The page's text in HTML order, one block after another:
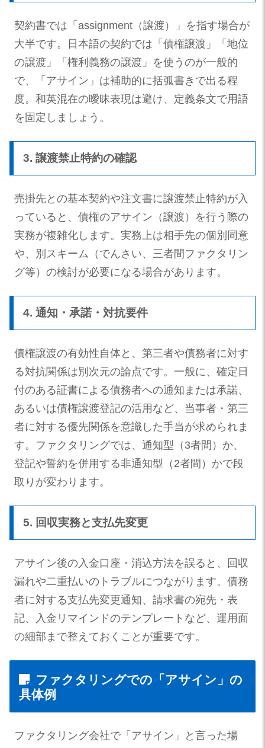
契約書では「assignment（譲渡）」を指す場合が
大半です。日本語の契約では「債権譲渡」「地位
の譲渡」「権利義務の譲渡」を使うのが一般的
で、「アサイン」は補助的に括弧書きで出る程
度。和英混在の曖昧表現は避け、定義条文で用語
を固定しましょう。
3. 譲渡禁止特約の確認
売掛先との基本契約や注文書に譲渡禁止特約が入
っていると、債権のアサイン（譲渡）を行う際の
実務が複雑化します。実務上は相手先の個別同意
や、別スキーム（でんさい、三者間ファクタリン
グ等）の検討が必要になる場合があります。
4. 通知・承諾・対抗要件
債権譲渡の有効性自体と、第三者や債務者に対す
る対抗関係は別次元の論点です。一般に、確定日
付のある証書による債務者への通知または承諾、
あるいは債権譲渡登記の活用など、当事者・第三
者に対する優先関係を意識した手当が求められま
す。ファクタリングでは、通知型（3者間）か、
登記や誓約を併用する非通知型（2者間）かで段
取りが変わります。
5. 回収実務と支払先変更
アサイン後の入金口座・消込方法を誤ると、回収
漏れや二重払いのトラブルにつながります。債務
者に対する支払先変更通知、請求書の宛先・表
記、入金リマインドのテンプレートなど、運用面
の細部まで整えておくことが重要です。
ファクタリングでの「アサイン」の
具体例
ファクタリング会社で「アサイン」と言った場